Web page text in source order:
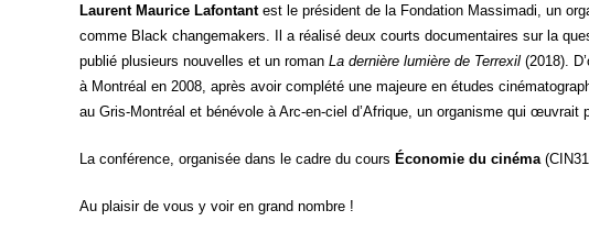
Laurent Mau­rice Lafon­tantest le pré­sident de la Fon­da­tion Mas­si­ma­di, un
comme Black chan­ge­ma­kers. Il a réa­li­sé deux courts docu­men­taires sur la
publié plu­sieurs nou­velles et un roman La der­nière lumière de Ter­rexil (2018).
à Mont­réal en 2008, après avoir com­plé­té une majeure en études
au Gris-Mont­réal et béné­vole à Arc-en-ciel d’Afrique, un orga­nisme qui œuvrait
La confé­rence, orga­ni­sée dans le cadre du cours Éco­no­mie du ciné­ma
Au plai­sir de vous y voir en grand nombre !